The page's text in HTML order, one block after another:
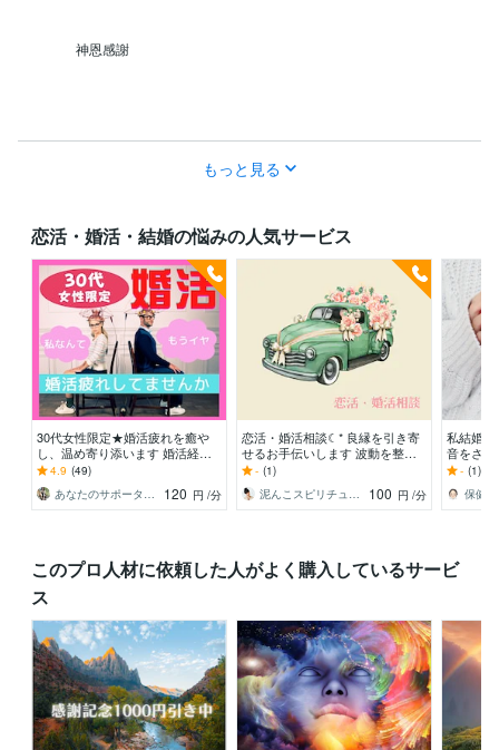
神恩感謝
もっと見る
恋活・婚活・結婚の悩みの人気サービス
30代女性限定★婚活疲れを癒や
し、温め寄り添います 婚活経験
者だからこそ分かるあなたの痛
み・悪循環を断ち切ろう
4.9 (49)
120 円 /分
恋活・婚活相談☾* 良縁を引き寄
せるお手伝いします 波動を整
え、本来の輝きを取り戻す☾*プ
チタロット付
- (1)
100 円 /分
私結婚
音をさ
では婚
- (1)
保健
このプロ人材に依頼した人がよく購入しているサービ
ス